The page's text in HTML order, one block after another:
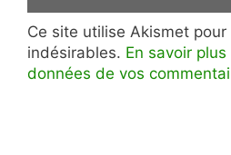
Ce site utilise Akismet pour
indésirables. En savoir
données de vos